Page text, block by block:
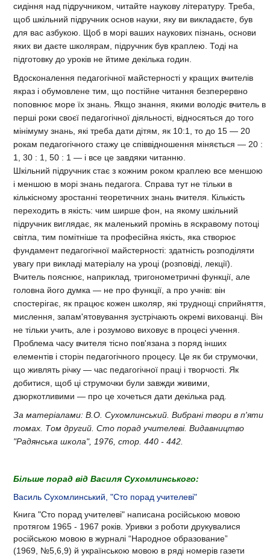
сидіння над підручником, читайте наукову літературу. Треба,
щоб шкільний підручник основ науки, яку ви викладаєте, був
для вас азбукою. Щоб в морі ваших наукових пізнань, основи
яких ви даєте школярам, підручник був краплею. Тоді на
підготовку до уроків не йтиме декілька годин.
Вдосконалення педагогічної майстерності у кращих вчителів
якраз і обумовлене тим, що постійне читання безперервно
поповнює море їх знань. Якщо знання, якими володіє вчитель в
перші роки своєї педагогічної діяльності, відносяться до того
мінімуму знань, які треба дати дітям, як 10:1, то до 15 — 20
рокам педагогічного стажу це співвідношення міняється — 20 :
1, 30 : 1, 50 : 1 — і все це завдяки читанню.
Шкільний підручник стає з кожним роком краплею все меншою
і меншою в морі знань педагога. Справа тут не тільки в
кількісному зростанні теоретичних знань вчителя. Кількість
переходить в якість: чим ширше фон, на якому шкільний
підручник виглядає, як маленький промінь в яскравому потоці
світла, тим помітніше та професійна якість, яка створює
фундамент педагогічної майстерності: здатність розподіляти
увагу при викладі матеріалу на уроці (розповіді, лекції).
Вчитель пояснює, наприклад, тригонометричні функції, але
головна його думка — не про функції, а про учнів: він
спостерігає, як працює кожен школяр, які труднощі сприйняття,
мислення, запам'ятовування зустрічають окремі вихованці. Він
не тільки учить, але і розумово виховує в процесі учення.
Проблема часу вчителя тісно пов'язана з поряд інших
елементів і сторін педагогічного процесу. Це як би струмочки,
що живлять річку — час педагогічної праці і творчості. Як
добитися, щоб ці струмочки були завжди живими,
дзюркотливими — про це хочеться дати декілька рад.
За матеріалами: В.О. Сухомлинський. Вибрані твори в п'яти
томах. Том другий. Сто порад учителеві. Видавництво
"Радянська школа", 1976, стор. 440 - 442.
Більше порад від Василя Сухомлинського:
Василь Сухомлинський, "Сто порад учителеві"
Книга "Сто порад учителеві" написана російською мовою
протягом 1965 - 1967 років. Уривки з роботи друкувалися
російською мовою в журналі “Народное образование”
(1969, №5,6,9) й українською мовою в ряді номерів газети